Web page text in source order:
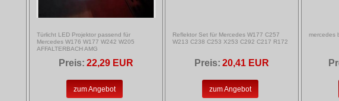
Türlicht LED Projektor passend für
Mercedes W176 W177 W242 W205
AFFALTERBACH AMG
Preis: 22,29 EUR
zum Angebot
Reflektor Set für Mercedes W177 C257
W213 C238 C253 X253 C292 C217 R172
Preis: 20,41 EUR
zum Angebot
mercedes